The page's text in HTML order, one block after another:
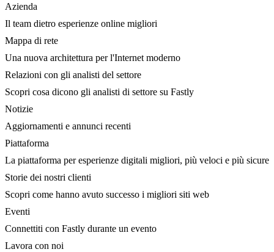
Azienda
Il team dietro esperienze online migliori
Mappa di rete
Una nuova architettura per l'Internet moderno
Relazioni con gli analisti del settore
Scopri cosa dicono gli analisti di settore su Fastly
Notizie
Aggiornamenti e annunci recenti
Piattaforma
La piattaforma per esperienze digitali migliori, più veloci e più sicure
Storie dei nostri clienti
Scopri come hanno avuto successo i migliori siti web
Eventi
Connettiti con Fastly durante un evento
Lavora con noi